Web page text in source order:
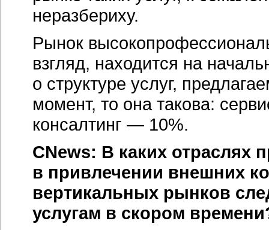
неразбериху.
Рынок
взгляд, находится на
о структуре услуг,
момент, то она такова:
консалтинг — 10%.
CNews: В каких отраслях
в привлечении внешних
вертикальных рынков
услугам в скором